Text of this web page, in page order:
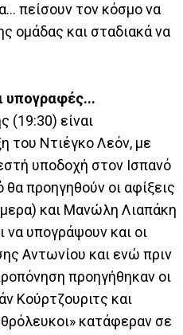
πείσουν τον κόσμο να
ομάδας και σταδιακά να
υπογραφές...
(19:30) είναι
του Ντιέγκο Λεόν, με
υποδοχή στον Ισπανό
προηγηθούν οι αφίξεις
και Μανώλη Λιαπάκη
να υπογράψουν και οι
Αντωνίου και ενώ πριν
προηγήθηκαν οι
Κούρτζουριτς και
κατάφεραν σε